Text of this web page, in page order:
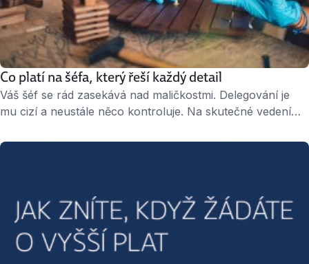
Co platí na šéfa, který řeší každý detail
Váš šéf se rád zasekává nad maličkostmi. Delegování je
mu cizí a neustále něco kontroluje. Na skutečné vedení
vypořádat s mikromanažerem, který se nechává pohltit
celý projekt sami – proto …